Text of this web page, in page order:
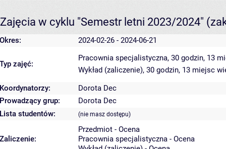
Zajęcia w cyklu "Semestr letni 2023/2024"
Okres: 2024-02-26 - 2024-06-21
Typ zajęć:
Pracownia specjalistyczna, 30 godzin, 13
Wykład (zaliczenie), 30 godzin, 13 miejsc
Koordynatorzy:
Dorota Dec
Prowadzący grup:
Dorota Dec
Lista studentów:
(nie masz dostępu)
Zaliczenie:
Przedmiot - Ocena
Pracownia specjalistyczna - Ocena